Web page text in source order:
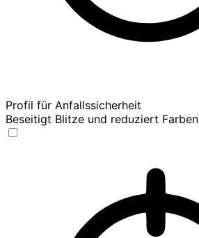
Profil für Anfallssicherheit
Beseitigt Blitze und reduziert Farben